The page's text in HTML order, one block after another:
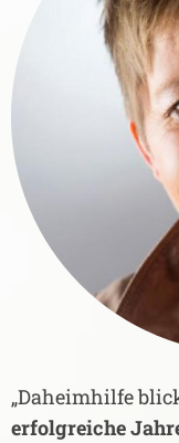
„Daheimhilfe
erfolgreiche